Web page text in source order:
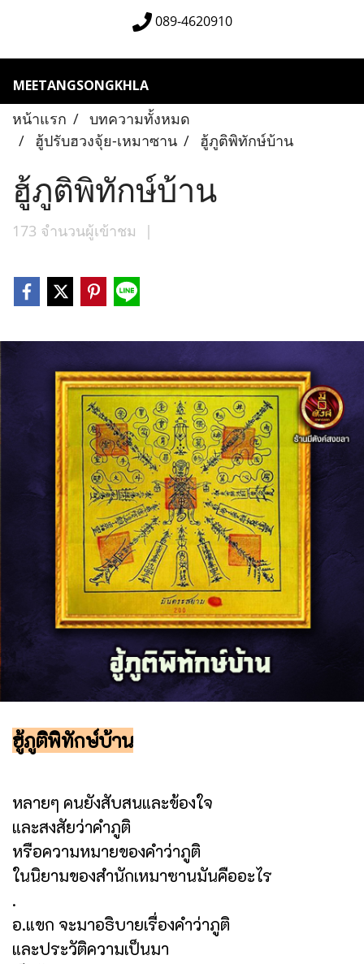
089-4620910
MEETANGSONGKHLA
หน้าแรก
บทความทั้งหมด
ฮู้ปรับฮวงจุ้ย-เหมาซาน
ฮู้ภูติพิทักษ์บ้าน
ฮู้ภูติพิทักษ์บ้าน
173 จำนวนผู้เข้าชม |
ฮู้ภูติพิทักษ์บ้าน
หลายๆ คนยังสับสนและข้องใจ
และสงสัยว่าคำภูติ
หรือความหมายของคำว่าภูติ
ในนิยามของสำนักเหมาซานมันคืออะไร
.
อ.แขก จะมาอธิบายเรื่องคำว่าภูติ
และประวัติความเป็นมา